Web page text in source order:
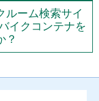
ルーム検索サイ
イクコンテナを
？